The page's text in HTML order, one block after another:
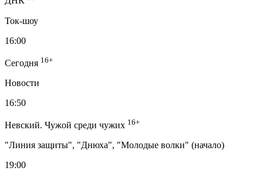
Ток-шоу
16:00
Сегодня 16+
Новости
16:50
Невский. Чужой среди чужих 16+
"Линия защиты", "Днюха", "Молодые волки" (начало)
19:00